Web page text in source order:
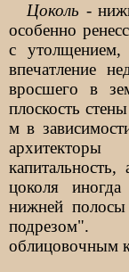
Цоколь -
особенно
с утолщением,
впечатление
вросшего в
плоскость
м в
цоколя
нижней полосы
подрезом".
облицовочным